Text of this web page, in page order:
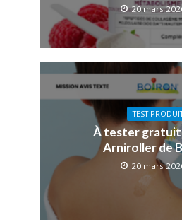
20 mars
TEST
À tester
Arniroller de
20 mars